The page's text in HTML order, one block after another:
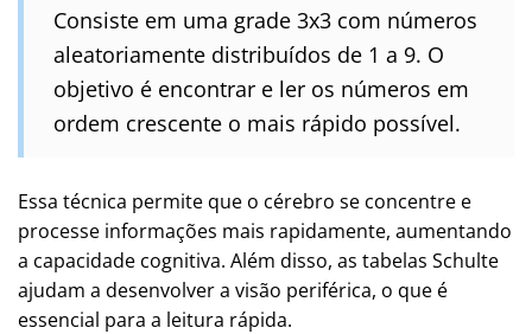
Consiste em uma grade 3x3 com números
aleatoriamente distribuídos de 1 a 9. O
objetivo é encontrar e ler os números em
ordem crescente o mais rápido possível.
Essa técnica permite que o cérebro se concentre e
processe informações mais rapidamente, aumentando
a capacidade cognitiva. Além disso, as tabelas Schulte
ajudam a desenvolver a visão periférica, o que é
essencial para a leitura rápida.